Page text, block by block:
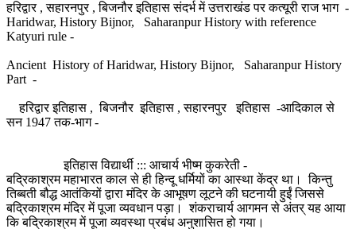
हरिद्वार , सहारनपुर , बिजनौर इतिहास संदर्भ में उत्तराखंड पर कत्यूरी राज भाग -
Haridwar, History Bijnor, Saharanpur History with reference
Katyuri rule -
Ancient History of Haridwar, History Bijnor, Saharanpur History
Part -
हरिद्वार इतिहास , बिजनौर इतिहास , सहारनपुर इतिहास -आदिकाल से
सन 1947 तक-भाग -
इतिहास विद्यार्थी ::: आचार्य भीष्म कुकरेती -
बद्रिकाश्रम महाभारत काल से ही हिन्दू धर्मियों का आस्था केंद्र था। किन्तु
तिब्बती बौद्ध आतंकियों द्वारा मंदिर के आभूषण लूटने की घटनायी हुईं जिससे
बद्रिकाश्रम मंदिर में पूजा व्यवधान पड़ा। शंकराचार्य आगमन से अंतर् यह आया
कि बद्रिकाश्रम में पूजा व्यवस्था प्रबंध अनुशासित हो गया।